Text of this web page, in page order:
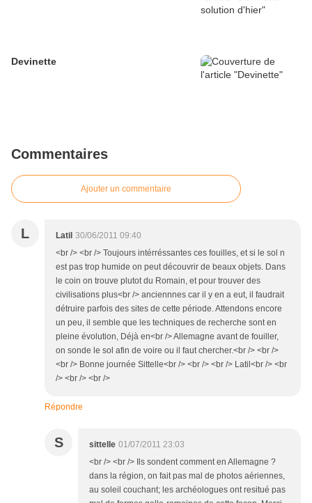
Devinette
Commentaires
Ajouter un commentaire
L Latil 30/06/2011 09:40
<br /> <br /> Toujours intérréssantes ces fouilles, et si le sol n
est pas trop humide on peut découvrir de beaux objets. Dans
le coin on trouve plutot du Romain, et pour trouver des
civilisations plus<br /> anciennnes car il y en a eut, il faudrait
détruire parfois des sites de cette période. Attendons encore
un peu, il semble que les techniques de recherche sont en
pleine évolution, Déjà en<br /> Allemagne avant de fouiller,
on sonde le sol afin de voire ou il faut chercher.<br /> <br />
<br /> Bonne journée Sittelle<br /> <br /> <br /> Latil<br /> <br
/> <br /> <br />
Répondre
S sittelle 01/07/2011 23:03
<br /> <br /> Ils sondent comment en Allemagne ?
dans la région, on fait pas mal de photos aériennes,
au soleil couchant; les archéologues ont resitué pas